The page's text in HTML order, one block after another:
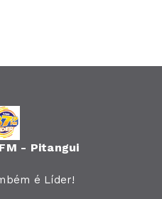
- Pitangui
é Líder!